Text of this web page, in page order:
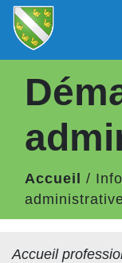
Accueil /
Accueil